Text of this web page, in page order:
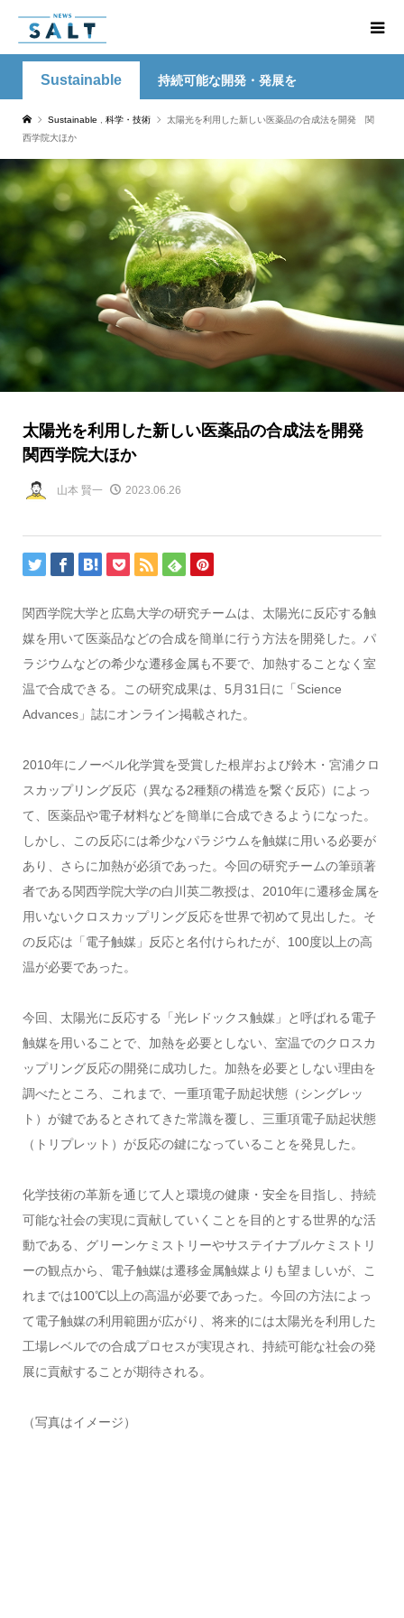
Sustainable 持続可能な開発・発展を
Sustainable 科学・技術
太陽光を利用した新しい医薬品の合成法を開発 関
西学院大ほか
太陽光を利用した新しい医薬品の合成法を開発
関西学院大ほか
山本 賢一 2023.06.26
関西学院大学と広島大学の研究チームは、太陽光に反応する触
媒を用いて医薬品などの合成を簡単に行う方法を開発した。パ
ラジウムなどの希少な遷移金属も不要で、加熱することなく室
温で合成できる。この研究成果は、5月31日に「Science
Advances」誌にオンライン掲載された。
2010年にノーベル化学賞を受賞した根岸および鈴木・宮浦クロ
スカップリング反応（異なる2種類の構造を繋ぐ反応）によっ
て、医薬品や電子材料などを簡単に合成できるようになった。
しかし、この反応には希少なパラジウムを触媒に用いる必要が
あり、さらに加熱が必須であった。今回の研究チームの筆頭著
者である関西学院大学の白川英二教授は、2010年に遷移金属を
用いないクロスカップリング反応を世界で初めて見出した。そ
の反応は「電子触媒」反応と名付けられたが、100度以上の高
温が必要であった。
今回、太陽光に反応する「光レドックス触媒」と呼ばれる電子
触媒を用いることで、加熱を必要としない、室温でのクロスカ
ップリング反応の開発に成功した。加熱を必要としない理由を
調べたところ、これまで、一重項電子励起状態（シングレッ
ト）が鍵であるとされてきた常識を覆し、三重項電子励起状態
（トリプレット）が反応の鍵になっていることを発見した。
化学技術の革新を通じて人と環境の健康・安全を目指し、持続
可能な社会の実現に貢献していくことを目的とする世界的な活
動である、グリーンケミストリーやサステイナブルケミストリ
ーの観点から、電子触媒は遷移金属触媒よりも望ましいが、こ
れまでは100℃以上の高温が必要であった。今回の方法によっ
て電子触媒の利用範囲が広がり、将来的には太陽光を利用した
工場レベルでの合成プロセスが実現され、持続可能な社会の発
展に貢献することが期待される。
（写真はイメージ）